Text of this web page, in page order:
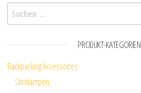
Suchen nach:
PRODUKT-KATEGORIEN
Backpacking Accessoires
Stirnlampen